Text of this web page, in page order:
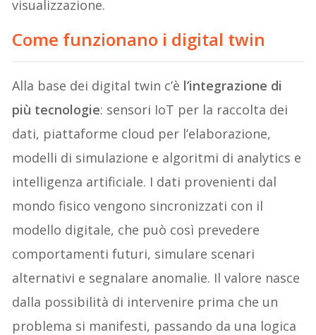
visualizzazione.
Come funzionano i digital twin
Alla base dei digital twin c’è l’integrazione di
più tecnologie: sensori IoT per la raccolta dei
dati, piattaforme cloud per l’elaborazione,
modelli di simulazione e algoritmi di analytics e
intelligenza artificiale. I dati provenienti dal
mondo fisico vengono sincronizzati con il
modello digitale, che può così prevedere
comportamenti futuri, simulare scenari
alternativi e segnalare anomalie. Il valore nasce
dalla possibilità di intervenire prima che un
problema si manifesti, passando da una logica